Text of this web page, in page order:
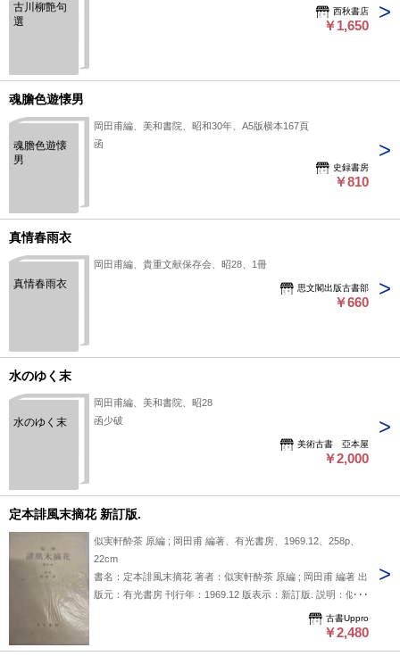
古川柳艶句
選
西秋書店
￥1,650
魂膽色遊懐男
魂膽色遊懐
男
岡田甫編、美和書院、昭和30年、A5版横本167頁
函
史録書房
￥810
真情春雨衣
真情春雨衣
岡田甫編、貴重文献保存会、昭28、1冊
思文閣出版古書部
￥660
水のゆく末
水のゆく末
岡田甫編、美和書院、昭28
函少破
美術古書 亞本屋
￥2,000
定本誹風末摘花 新訂版.
似実軒酔茶 原編 ; 岡田甫 編著、有光書房、1969.12、258p、
22cm
書名：定本誹風末摘花 著者：似実軒酔茶 原編 ; 岡田甫 編著 出
版元：有光書房 刊行年：1969.12 版表示：新訂版. 説明：似実
軒酔茶原編、岡田甫編著『定本誹風末摘花』は有光書房刊
1969年12月の新訂版で、江戸時代の洒落と軽口を集成した狂
古書Uppro
￥2,480